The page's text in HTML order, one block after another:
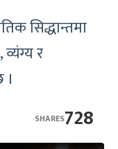
सिद्धान्तमा
र
728
SHARES